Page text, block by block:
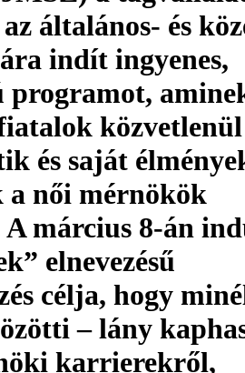
általános- és
indít ingyenes,
programot,
közvetlenül
és saját
a női mérnökök
március 8-án
elnevezésű
célja, hogy
– lány
karrierekről,